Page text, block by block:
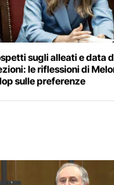
sugli alleati e data
le riflessioni di
sulle preferenze